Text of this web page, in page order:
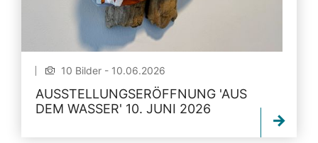
10 Bilder - 10.06.2026
AUSSTELLUNGSERÖFFNUNG 'AUS
DEM WASSER' 10. JUNI 2026